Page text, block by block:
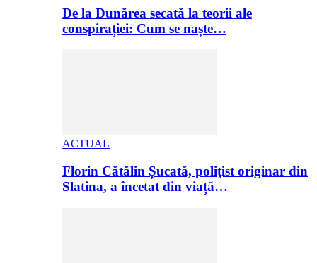
De la Dunărea secată la teorii ale
conspirației: Cum se naște…
ACTUAL
Florin Cătălin Șucată, poliţist originar din
Slatina, a încetat din viață…